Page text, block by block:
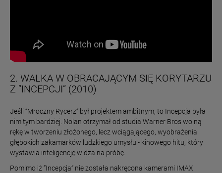
2. WALKA W OBRACAJĄCYM SIĘ KORYTARZU
Z “INCEPCJI” (2010)
Jeśli “Mroczny Rycerz” był projektem ambitnym, to Incepcja była
nim tym bardziej. Nolan otrzymał od studia Warner Bros wolną
rękę w tworzeniu złożonego, lecz wciągającego, wyobrażenia
głębokich zakamarków ludzkiego umysłu - kinowego hitu, który
wystawia inteligencję widza na próbę.
Pomimo iż “Incepcja” nie została nakręcona kamerami IMAX